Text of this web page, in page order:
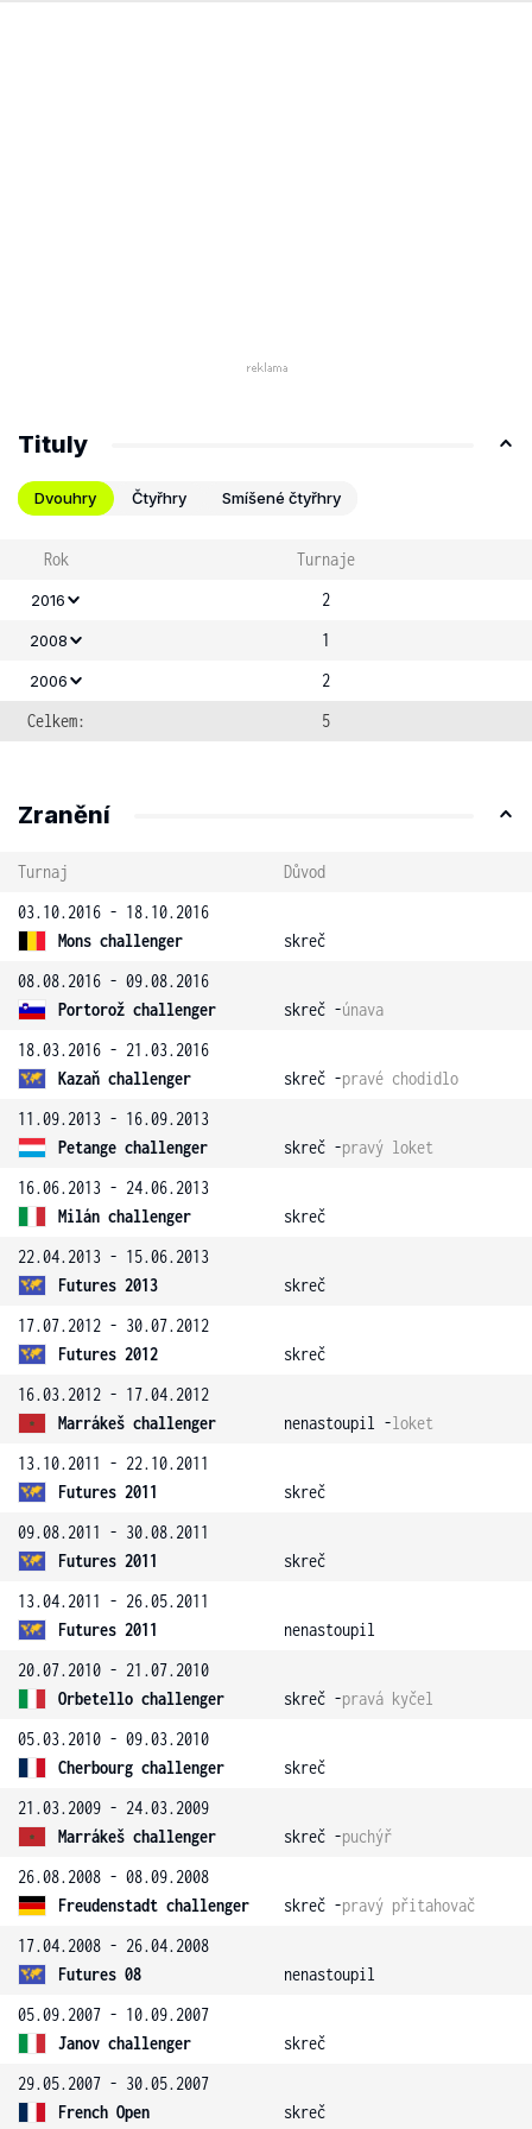
Tituly
Dvouhry Čtyřhry Smíšené čtyřhry
Rok Turnaje
2016 2
2008 1
2006
2
Celkem:
5
Zranění
Turnaj
Důvod
03.10.2016 - 18.10.2016
Mons challenger
skreč
08.08.2016 - 09.08.2016
Portorož challenger
skreč -únava
18.03.2016 - 21.03.2016
Kazaň challenger
skreč -pravé chodidlo
11.09.2013 - 16.09.2013
Petange challenger
skreč -pravý loket
16.06.2013 - 24.06.2013
Milán challenger
skreč
22.04.2013 - 15.06.2013
Futures 2013
skreč
17.07.2012 - 30.07.2012
Futures 2012
skreč
16.03.2012 - 17.04.2012
Marrákeš challenger
nenastoupil -loket
13.10.2011 - 22.10.2011
Futures 2011
skreč
09.08.2011 - 30.08.2011
Futures 2011
skreč
13.04.2011 - 26.05.2011
Futures 2011
nenastoupil
20.07.2010 - 21.07.2010
Orbetello challenger
skreč -pravá kyčel
05.03.2010 - 09.03.2010
Cherbourg challenger
skreč
21.03.2009 - 24.03.2009
Marrákeš challenger
skreč -puchýř
26.08.2008 - 08.09.2008
Freudenstadt challenger
skreč -pravý přitahovač
17.04.2008 - 26.04.2008
Futures 08
nenastoupil
05.09.2007 - 10.09.2007
Janov challenger
skreč
29.05.2007 - 30.05.2007
French Open
skreč